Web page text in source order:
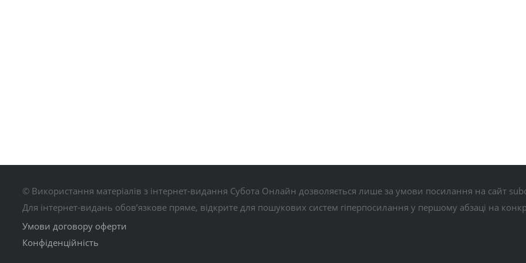
© Використання матеріалів з інтернет-видання Субота Онлайн дозволяється лише за умови посилання на сайт
Для інтернет-видань обов’язкове пряме, відкрите для пошукових систем гіперпосилання у першому абзаці на
Умови договору оферти
Конфіденційність